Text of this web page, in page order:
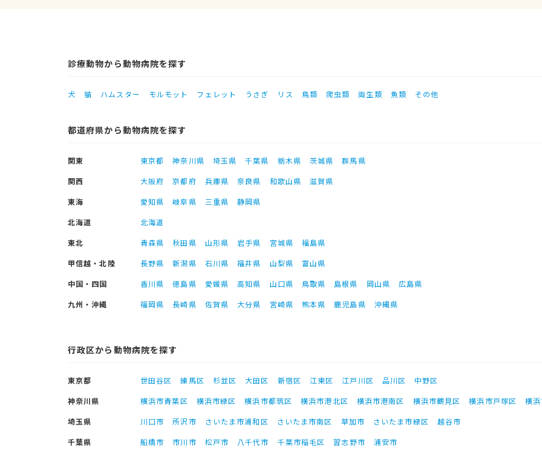
診療動物から動物病院を探す
犬 猫 ハムスター モルモット フェレット うさぎ リス 鳥類 爬虫類 両生類 魚類 その他
都道府県から動物病院を探す
関東 東京都 神奈川県 埼玉県 千葉県 栃木県 茨城県
群馬県
関西
大阪府 京都府 兵庫県 奈良県 和歌山県
滋賀県
東海
愛知県 岐阜県 三重県
静岡県
北海道
北海道
東北
青森県 秋田県 山形県 岩手県 宮城県
福島県
甲信越・北陸
長野県 新潟県 石川県 福井県 山梨県
富山県
中国・四国
香川県 徳島県 愛媛県 高知県 山口県 鳥取県 島根県 岡山県
広島県
九州・沖縄
福岡県 長崎県 佐賀県 大分県 宮崎県 熊本県 鹿児島県 沖縄県
行政区から動物病院を探す
東京都 世田谷区 練馬区 杉並区 大田区 新宿区 江東区 江戸川区 品川区
中野区
神奈川県
横浜市青葉区 横浜市緑区 横浜市都筑区 横浜市港北区 横浜市港南区 横浜市鶴見区 横浜市戸塚区
横
埼玉県
川口市 所沢市 さいたま市浦和区 さいたま市南区 草加市 さいたま市緑区
越谷市
千葉県
船橋市 市川市 松戸市 八千代市 千葉市稲毛区 習志野市 浦安市